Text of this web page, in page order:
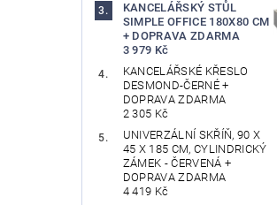
KANCELÁŘSKÝ STŮL
SIMPLE OFFICE 180X80 CM
+ DOPRAVA ZDARMA
3 979 Kč
KANCELÁŘSKÉ KŘESLO
DESMOND-ČERNÉ +
DOPRAVA ZDARMA
2 305 Kč
UNIVERZÁLNÍ SKŘÍŇ, 90 X
45 X 185 CM, CYLINDRICKÝ
ZÁMEK - ČERVENÁ +
DOPRAVA ZDARMA
4 419 Kč